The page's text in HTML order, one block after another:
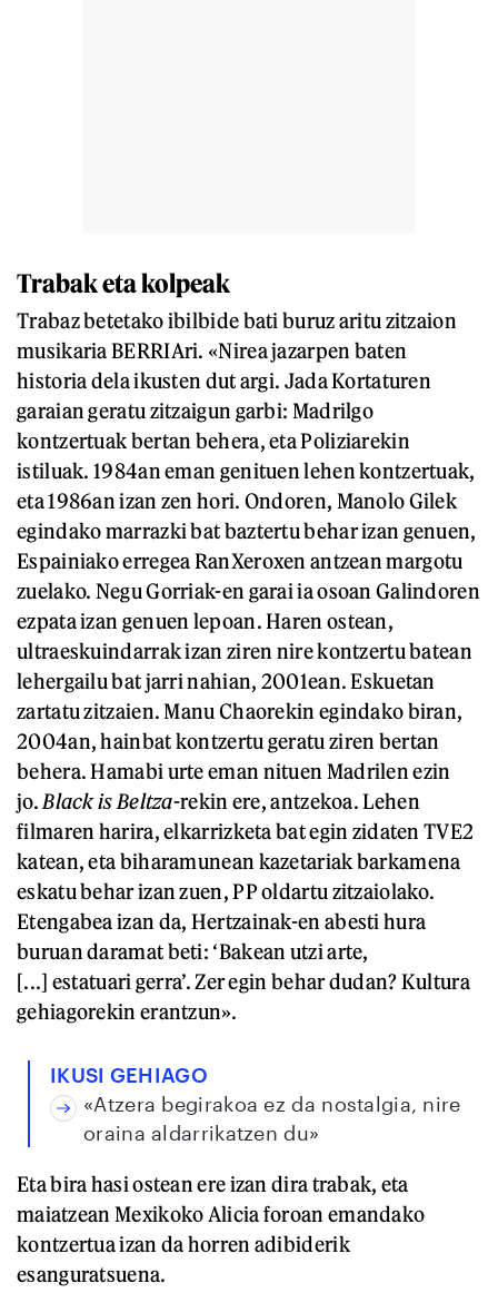
Trabak eta kolpeak
Trabaz betetako ibilbide bati buruz aritu zitzaion
musikaria BERRIAri. «Nirea jazarpen baten
historia dela ikusten dut argi. Jada Kortaturen
garaian geratu zitzaigun garbi: Madrilgo
kontzertuak bertan behera, eta Poliziarekin
istiluak. 1984an eman genituen lehen kontzertuak,
eta 1986an izan zen hori. Ondoren, Manolo Gilek
egindako marrazki bat baztertu behar izan genuen,
Espainiako erregea RanXeroxen antzean margotu
zuelako. Negu Gorriak-en garai ia osoan Galindoren
ezpata izan genuen lepoan. Haren ostean,
ultraeskuindarrak izan ziren nire kontzertu batean
lehergailu bat jarri nahian, 2001ean. Eskuetan
zartatu zitzaien. Manu Chaorekin egindako biran,
2004an, hainbat kontzertu geratu ziren bertan
behera. Hamabi urte eman nituen Madrilen ezin
jo. Black is Beltza-rekin ere, antzekoa. Lehen
filmaren harira, elkarrizketa bat egin zidaten TVE2
katean, eta biharamunean kazetariak barkamena
eskatu behar izan zuen, PP oldartu zitzaiolako.
Etengabea izan da, Hertzainak-en abesti hura
buruan daramat beti: ‘Bakean utzi arte,
[...] estatuari gerra’. Zer egin behar dudan? Kultura
gehiagorekin erantzun».
IKUSI GEHIAGO
«Atzera begirakoa ez da nostalgia, nire
oraina aldarrikatzen du»
Eta bira hasi ostean ere izan dira trabak, eta
maiatzean Mexikoko Alicia foroan emandako
kontzertua izan da horren adibiderik
esanguratsuena.